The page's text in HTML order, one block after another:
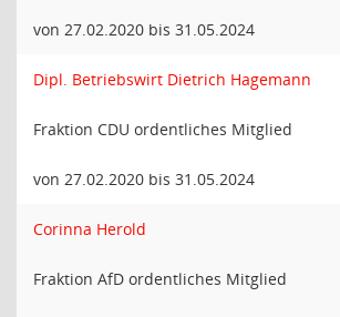
von 27.02.2020 bis 31.05.2024
Dipl. Betriebswirt Dietrich Hagemann
Fraktion CDU ordentliches Mitglied
von 27.02.2020 bis 31.05.2024
Corinna Herold
Fraktion AfD ordentliches Mitglied